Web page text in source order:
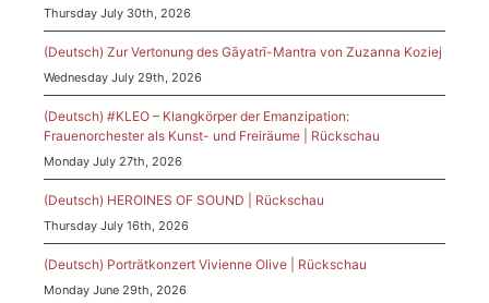
Thursday July 30th, 2026
(Deutsch) Zur Vertonung des Gāyatrī-Mantra von Zuzanna Koziej
Wednesday July 29th, 2026
(Deutsch) #KLEO – Klangkörper der Emanzipation:
Frauenorchester als Kunst- und Freiräume | Rückschau
Monday July 27th, 2026
(Deutsch) HEROINES OF SOUND | Rückschau
Thursday July 16th, 2026
(Deutsch) Porträtkonzert Vivienne Olive | Rückschau
Monday June 29th, 2026